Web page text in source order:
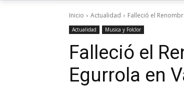
Inicio Actualidad Falleció el
Actualidad Musica y Folclor
Falleció el
Egurrola en